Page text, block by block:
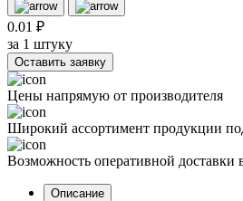
0.01 ₽
за 1 штуку
Оставить заявку
Цены напрямую от производителя
Широкий ассортимент продукции
Возможность оперативной доставки
Описание